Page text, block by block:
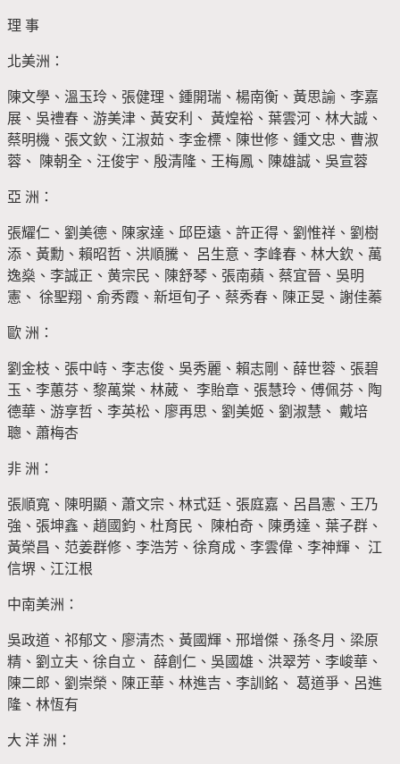
理 事
北美洲：
陳文學、溫玉玲、張健理、鍾開瑞、楊南衡、黃思諭、李嘉
展、吳禮春、游美津、黃安利、 黃煌裕、葉雲河、林大誠、
蔡明機、張文欽、江淑茹、李金標、陳世修、鍾文忠、曹淑
蓉、 陳朝全、汪俊宇、殷清隆、王梅鳳、陳雄誠、吳宣蓉
亞 洲：
張耀仁、劉美德、陳家達、邱臣遠、許正得、劉惟祥、劉樹
添、黃勳、賴昭哲、洪順騰、 呂生意、李峰春、林大欽、萬
逸燊、李誠正、黄宗民、陳舒琴、張南蘋、蔡宜晉、吳明
憲、 徐聖翔、俞秀霞、新垣旬子、蔡秀春、陳正旻、謝佳蓁
歐 洲：
劉金枝、張中峙、李志俊、吳秀麗、賴志剛、薛世蓉、張碧
玉、李蕙芬、黎萬棠、林葳、 李貽章、張慧玲、傅佩芬、陶
德華、游享哲、李英松、廖再思、劉美姬、劉淑慧、 戴培
聰、蕭梅杏
非 洲：
張順寬、陳明顯、蕭文宗、林式廷、張庭嘉、呂昌憲、王乃
強、張坤鑫、趙國鈞、杜育民、 陳柏奇、陳勇達、葉子群、
黃榮昌、范姜群修、李浩芳、徐育成、李雲偉、李神輝、 江
信堺、江江根
中南美洲：
吳政道、祁郁文、廖清杰、黃國輝、邢增傑、孫冬月、梁原
精、劉立夫、徐自立、 薛創仁、吳國雄、洪翠芳、李峻華、
陳二郎、劉崇榮、陳正華、林進吉、李訓銘、 葛道爭、呂進
隆、林恆有
大 洋 洲：